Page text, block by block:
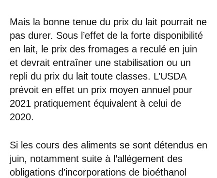
Mais la bonne tenue du prix du lait pourrait ne
pas durer. Sous l’effet de la forte disponibilité
en lait, le prix des fromages a reculé en juin
et devrait entraîner une stabilisation ou un
repli du prix du lait toute classes. L’USDA
prévoit en effet un prix moyen annuel pour
2021 pratiquement équivalent à celui de
2020.
Si les cours des aliments se sont détendus en
juin, notamment suite à l’allégement des
obligations d’incorporations de bioéthanol